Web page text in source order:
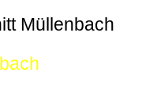
Müllenbach